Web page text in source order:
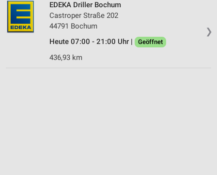
❯
EDEKA Driller Bochum
Castroper Straße 202
44791 Bochum
Heute 07:00 - 21:00 Uhr |
Geöffnet
436,93 km